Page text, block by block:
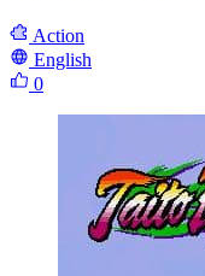
Action
English
0